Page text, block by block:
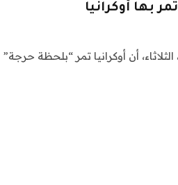
بها أوكرانيا
أن أوكرانيا تمر “بلحظة